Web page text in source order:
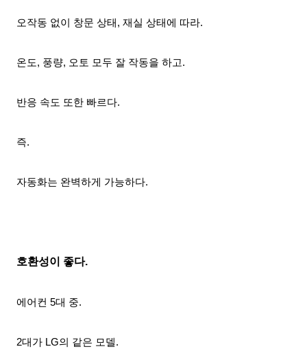
오작동 없이 창문 상태, 재실 상태에 따라.
온도, 풍량, 오토 모두 잘 작동을 하고.
반응 속도 또한 빠르다.
즉.
자동화는 완벽하게 가능하다.
호환성이 좋다.
에어컨 5대 중.
2대가 LG의 같은 모델.